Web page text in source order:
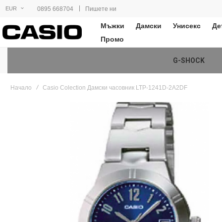
EUR 0895 668704 | Пишете ни
Мъжки Дамски Унисекс
Промо
G-SHOCK
Начало Casio Colection Дамски часовник LTP-1241D-2A2DF